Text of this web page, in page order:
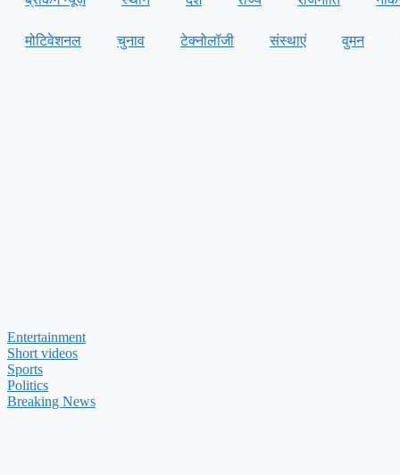
मोटिवेशनल चुनाव टेक्नोलॉजी संस्थाएं वुमन
Entertainment
Short videos
Sports
Politics
Breaking News